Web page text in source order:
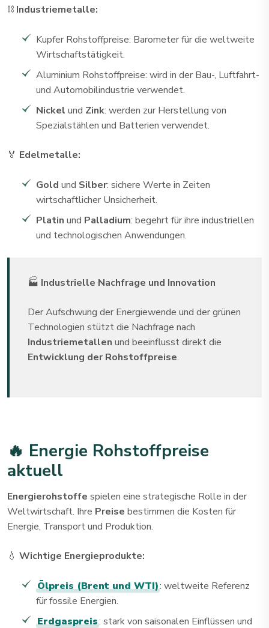
⛓️ Industriemetalle:
Kupfer Rohstoffpreise: Barometer für die weltweite
Wirtschaftstätigkeit.
Aluminium Rohstoffpreise: wird in der Bau-, Luftfahrt-
und Automobilindustrie verwendet.
Nickel und Zink: werden zur Herstellung von
Spezialstählen und Batterien verwendet.
🏅 Edelmetalle:
Gold und Silber: sichere Werte in Zeiten
wirtschaftlicher Unsicherheit.
Platin und Palladium: begehrt für ihre industriellen
und technologischen Anwendungen.
🏭 Industrielle Nachfrage und Innovation
Der Aufschwung der Energiewende und der grünen
Technologien stützt die Nachfrage nach
Industriemetallen und beeinflusst direkt die
Entwicklung der Rohstoffpreise.
🔥 Energie Rohstoffpreise
aktuell
Energierohstoffe spielen eine strategische Rolle in der
Weltwirtschaft. Ihre Preise bestimmen die Kosten für
Energie, Transport und Produktion.
💧 Wichtige Energieprodukte:
Ölpreis (Brent und WTI): weltweite Referenz
für fossile Energien.
Erdgaspreis: stark von saisonalen Einflüssen und